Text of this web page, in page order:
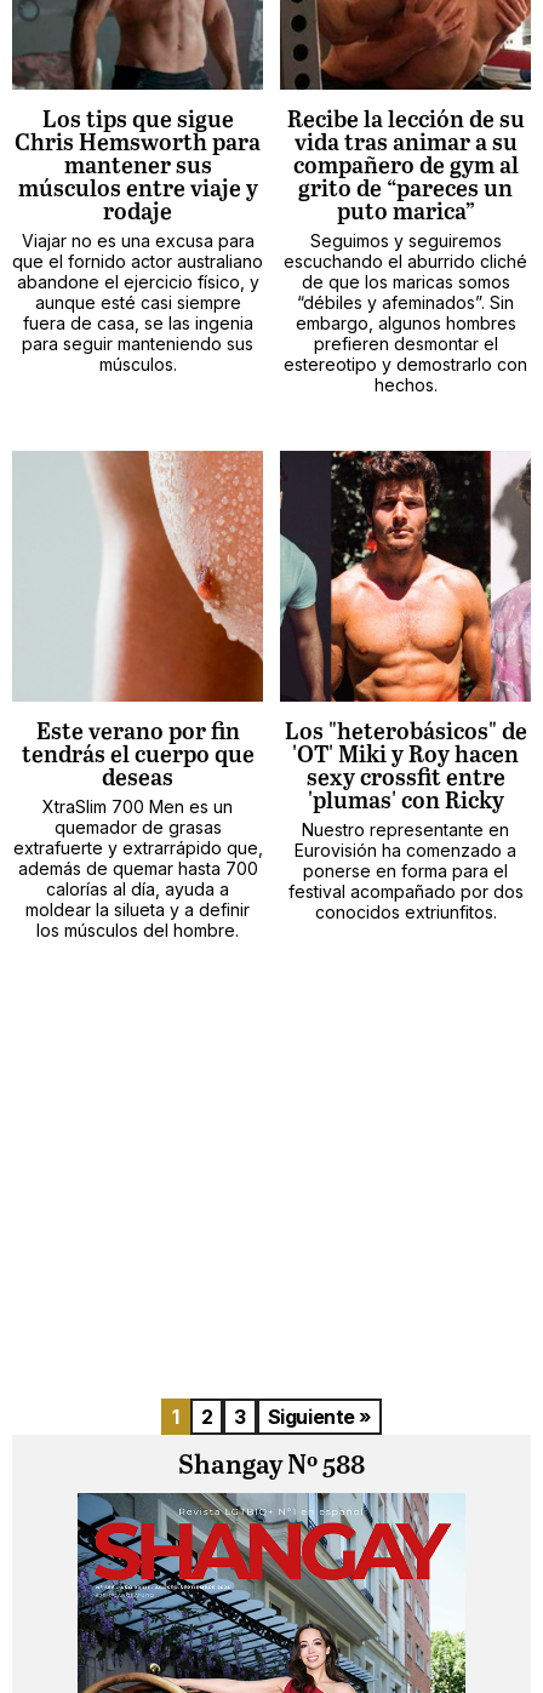
Los tips que sigue
Chris Hemsworth para
mantener sus
músculos entre viaje y
rodaje
Viajar no es una excusa para
que el fornido actor australiano
abandone el ejercicio físico, y
aunque esté casi siempre
fuera de casa, se las ingenia
para seguir manteniendo sus
músculos.
Recibe la lección de su
vida tras animar a su
compañero de gym al
grito de “pareces un
puto marica”
Seguimos y seguiremos
escuchando el aburrido cliché
de que los maricas somos
“débiles y afeminados”. Sin
embargo, algunos hombres
prefieren desmontar el
estereotipo y demostrarlo con
hechos.
Este verano por fin
tendrás el cuerpo que
deseas
XtraSlim 700 Men es un
quemador de grasas
extrafuerte y extrarrápido que,
además de quemar hasta 700
calorías al día, ayuda a
moldear la silueta y a definir
los músculos del hombre.
Los "heterobásicos" de
'OT' Miki y Roy hacen
sexy crossfit entre
'plumas' con Ricky
Nuestro representante en
Eurovisión ha comenzado a
ponerse en forma para el
festival acompañado por dos
conocidos extriunfitos.
1 2 3 Siguiente »
Shangay Nº 588